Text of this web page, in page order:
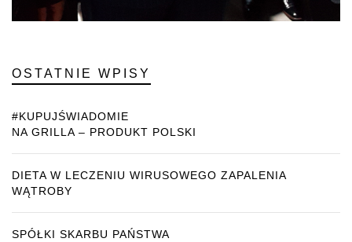
OSTATNIE WPISY
#KUPUJŚWIADOMIE
NA GRILLA – PRODUKT POLSKI
DIETA W LECZENIU WIRUSOWEGO ZAPALENIA
WĄTROBY
SPÓŁKI SKARBU PAŃSTWA